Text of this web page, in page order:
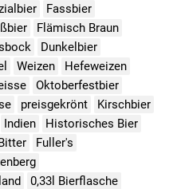
Fassbier
Flämisch Braun
Dunkelbier
Weizen
Hefeweizen
Oktoberfestbier
preisgekrönt
Kirschbier
Indien
Historisches Bier
Fuller's
0,33l Bierflasche